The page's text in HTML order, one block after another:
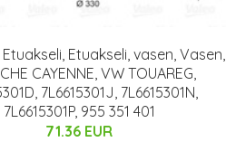
Etuakseli, vasen, Vasen,
CAYENNE, VW TOUAREG,
7L6615301J, 7L6615301N,
7L6615301P, 955 351 401
71.36 EUR